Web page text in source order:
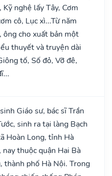
Kỹ nghệ lấy Tây, Cơm
cô, Lục xì...Từ năm
ông cho xuất bản một
thuyết và truyện dài
tố, Số đỏ, Vỡ đê,
Giáo sư, bác sĩ Trần
sinh ra tại làng Bạch
Hoàn Long, tỉnh Hà
thuộc quận Hai Bà
thành phố Hà Nội. Trong